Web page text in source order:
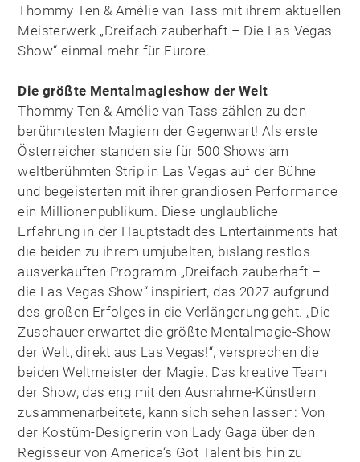
Thommy Ten & Amélie van Tass mit ihrem aktuellen
Meisterwerk „Dreifach zauberhaft – Die Las Vegas
Show“ einmal mehr für Furore.
Die größte Mentalmagieshow der Welt
Thommy Ten & Amélie van Tass zählen zu den
berühmtesten Magiern der Gegenwart! Als erste
Österreicher standen sie für 500 Shows am
weltberühmten Strip in Las Vegas auf der Bühne
und begeisterten mit ihrer grandiosen Performance
ein Millionenpublikum. Diese unglaubliche
Erfahrung in der Hauptstadt des Entertainments hat
die beiden zu ihrem umjubelten, bislang restlos
ausverkauften Programm „Dreifach zauberhaft –
die Las Vegas Show“ inspiriert, das 2027 aufgrund
des großen Erfolges in die Verlängerung geht. „Die
Zuschauer erwartet die größte Mentalmagie-Show
der Welt, direkt aus Las Vegas!“, versprechen die
beiden Weltmeister der Magie. Das kreative Team
der Show, das eng mit den Ausnahme-Künstlern
zusammenarbeitete, kann sich sehen lassen: Von
der Kostüm-Designerin von Lady Gaga über den
Regisseur von America‘s Got Talent bis hin zu